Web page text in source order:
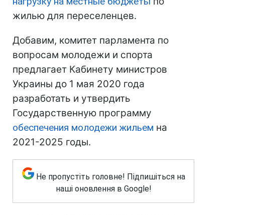
жилью для переселенцев.
Добавим, комитет парламента по
вопросам молодежи и спорта
предлагает Кабинету министров
Украины до 1 мая 2020 года
разработать и утвердить
Государственную программу
обеспечения молодежи жильем на
2021-2025 годы.
Не пропустіть головне! Підпишіться на
наші оновлення в Google!